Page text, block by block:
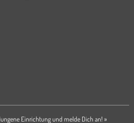
Einrichtung und melde Dich an! »